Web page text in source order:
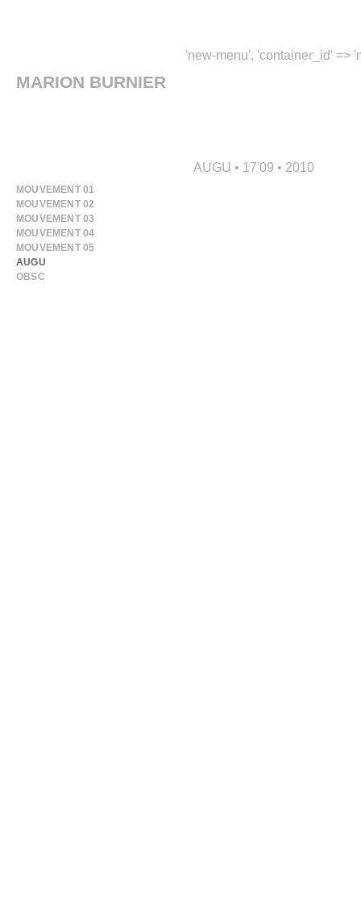
MARION BURNIER
'new-menu', 'container_id' =>
AUGU • 17'09 • 2010
MOUVEMENT 01
MOUVEMENT 02
MOUVEMENT 03
MOUVEMENT 04
MOUVEMENT 05
AUGU
OBSC